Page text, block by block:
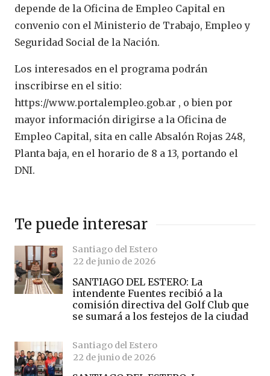
depende de la Oficina de Empleo Capital en
convenio con el Ministerio de Trabajo, Empleo y
Seguridad Social de la Nación.
Los interesados en el programa podrán
inscribirse en el sitio:
https://www.portalempleo.gob.ar , o bien por
mayor información dirigirse a la Oficina de
Empleo Capital, sita en calle Absalón Rojas 248,
Planta baja, en el horario de 8 a 13, portando el
DNI.
Te puede interesar
Santiago del Estero
22 de junio de 2026
SANTIAGO DEL ESTERO: La
intendente Fuentes recibió a la
comisión directiva del Golf Club que
se sumará a los festejos de la ciudad
Santiago del Estero
22 de junio de 2026